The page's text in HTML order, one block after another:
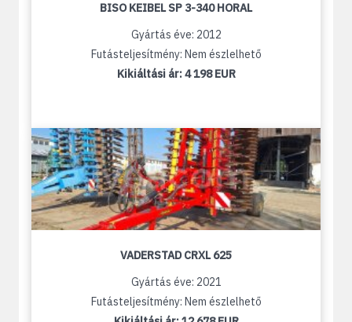
BISO KEIBEL SP 3-340 HORAL
Gyártás éve: 2012
Futásteljesítmény: Nem észlelhető
Kikiáltási ár:4 198 EUR
VADERSTAD CRXL 625
Gyártás éve: 2021
Futásteljesítmény: Nem észlelhető